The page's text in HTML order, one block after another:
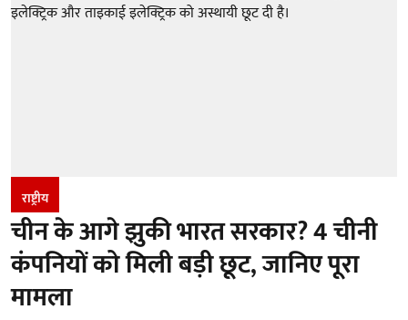
राष्ट्रीय
चीन के आगे झुकी भारत सरकार? 4 चीनी
कंपनियों को मिली बड़ी छूट, जानिए पूरा
मामला